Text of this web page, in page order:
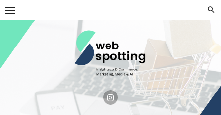
Skip
to
content